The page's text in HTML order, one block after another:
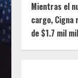
Mientras el
cargo,
de $1.7 mil